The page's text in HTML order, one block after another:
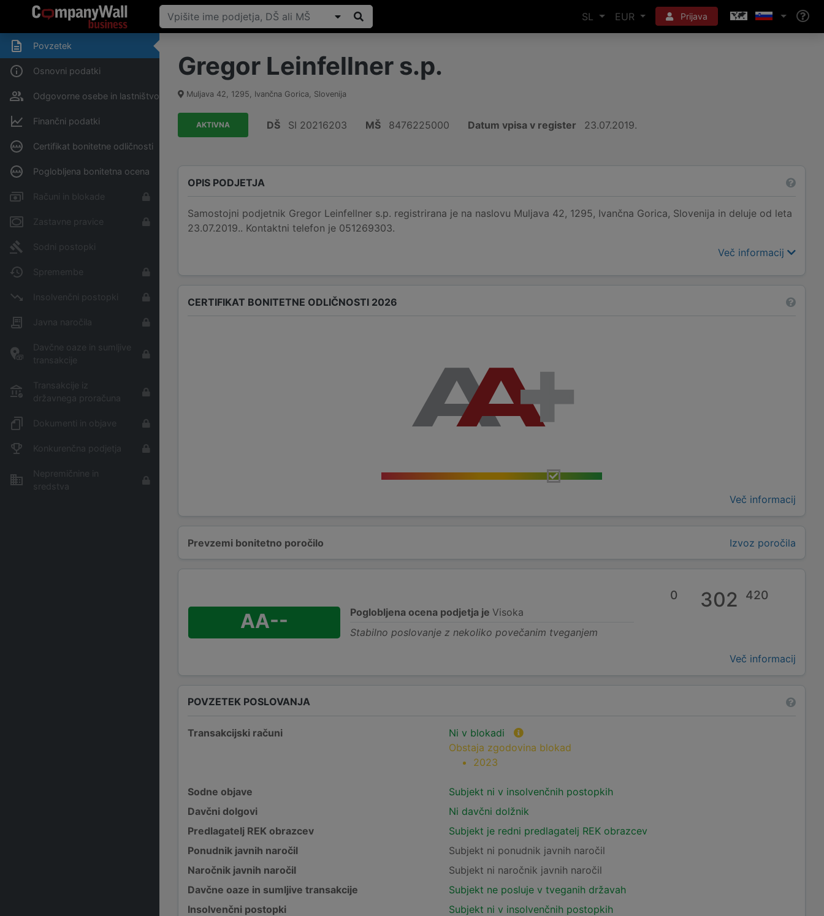
SL EUR Prijava
Povzetek
Osnovni podatki
Odgovorne osebe in lastništvo
Finančni podatki
Certifikat bonitetne odličnosti
Poglobljena bonitetna ocena
Računi in blokade
Zastavne pravice
Sodni postopki
Spremembe
Insolvenčni postopki
Javna naročila
Davčne oaze in sumljive
transakcije
Transakcije iz
državnega proračuna
Dokumenti in objave
Konkurenčna podjetja
Nepremičnine in
sredstva
Gregor Leinfellner s.p.
Muljava 42, 1295, Ivančna Gorica, Slovenija
AKTIVNA DŠ SI 20216203 MŠ 8476225000 Datum vpisa v register 23.07.2019.
OPIS PODJETJA
Samostojni podjetnik Gregor Leinfellner s.p. registrirana je na naslovu Muljava 42, 1295, Ivančna Gorica, Slovenija in deluje od leta
23.07.2019.. Kontaktni telefon je 051269303.
Več informacij
CERTIFIKAT BONITETNE ODLIČNOSTI 2026
Več informacij
Prevzemi bonitetno poročilo Izvoz poročila
AA-- Poglobljena ocena podjetja je Visoka
Stabilno poslovanje z nekoliko povečanim tveganjem
0 302 420
Več informacij
POVZETEK POSLOVANJA
Transakcijski računi
Ni v blokadi
Obstaja zgodovina blokad
2023
Sodne objave
Subjekt ni v insolvenčnih postopkih
Davčni dolgovi
Ni davčni dolžnik
Predlagatelj REK obrazcev
Subjekt je redni predlagatelj REK obrazcev
Ponudnik javnih naročil
Subjekt ni ponudnik javnih naročil
Naročnik javnih naročil
Subjekt ni naročnik javnih naročil
Davčne oaze in sumljive transakcije
Subjekt ne posluje v tveganih državah
Insolvenčni postopki
Subjekt ni v insolvenčnih postopkih